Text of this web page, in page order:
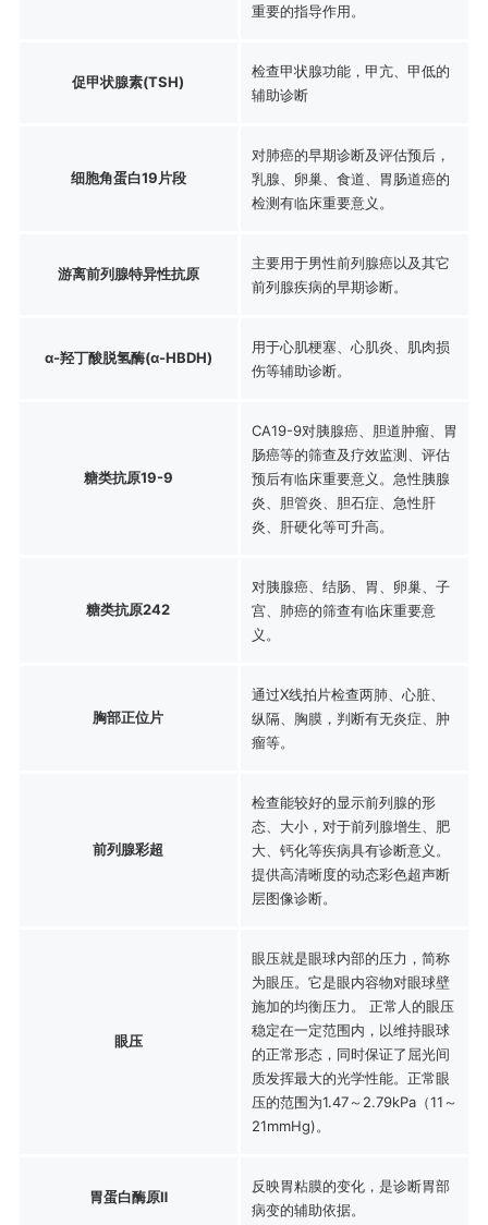
重要的指导作用。
促甲状腺素(TSH)
检查甲状腺功能，甲亢、甲低的
辅助诊断
细胞角蛋白19片段
对肺癌的早期诊断及评估预后，
乳腺、卵巢、食道、胃肠道癌的
检测有临床重要意义。
游离前列腺特异性抗原
主要用于男性前列腺癌以及其它
前列腺疾病的早期诊断。
α-羟丁酸脱氢酶(α-HBDH)
用于心肌梗塞、心肌炎、肌肉损
伤等辅助诊断。
糖类抗原19-9
CA19-9对胰腺癌、胆道肿瘤、胃
肠癌等的筛查及疗效监测、评估
预后有临床重要意义。急性胰腺
炎、胆管炎、胆石症、急性肝
炎、肝硬化等可升高。
糖类抗原242
对胰腺癌、结肠、胃、卵巢、子
宫、肺癌的筛查有临床重要意
义。
胸部正位片
通过X线拍片检查两肺、心脏、
纵隔、胸膜，判断有无炎症、肿
瘤等。
前列腺彩超
检查能较好的显示前列腺的形
态、大小，对于前列腺增生、肥
大、钙化等疾病具有诊断意义。
提供高清晰度的动态彩色超声断
层图像诊断。
眼压
眼压就是眼球内部的压力，简称
为眼压。它是眼内容物对眼球壁
施加的均衡压力。 正常人的眼压
稳定在一定范围内，以维持眼球
的正常形态，同时保证了屈光间
质发挥最大的光学性能。正常眼
压的范围为1.47～2.79kPa（11～
21mmHg)。
胃蛋白酶原Ⅱ
反映胃粘膜的变化，是诊断胃部
病变的辅助依据。